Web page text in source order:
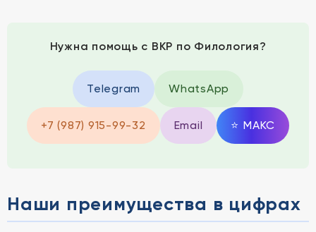
Нужна помощь с ВКР по Филология?
Telegram WhatsApp
+7 (987) 915-99-32 Email ⭐ MAКС
Наши преимущества в цифрах